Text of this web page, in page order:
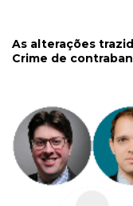
As alterações
Crime de